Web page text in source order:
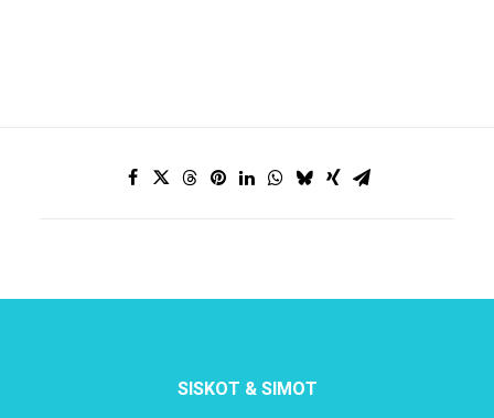
SISKOT & SIMOT